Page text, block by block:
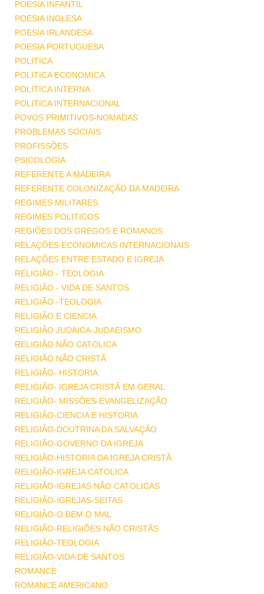
POESIA INFANTIL
POESIA INGLESA
POESIA IRLANDESA
POESIA PORTUGUESA
POLITICA
POLITICA ECONOMICA
POLITICA INTERNA
POLITICA INTERNACIONAL
POVOS PRIMITIVOS-NOMADAS
PROBLEMAS SOCIAIS
PROFISSÕES
PSICOLOGIA
REFERENTE A MADEIRA
REFERENTE COLONIZAÇÃO DA MADEIRA
REGIMES MILITARES
REGIMES POLITICOS
REGIÕES DOS GREGOS E ROMANOS
RELAÇÕES ECONOMICAS INTERNACIONAIS
RELAÇÕES ENTRE ESTADO E IGREJA
RELIGIÃO - TEOLOGIA
RELIGIÃO - VIDA DE SANTOS
RELIGIÃO -TEOLOGIA
RELIGIÃO E CIENCIA
RELIGIÃO JUDAICA-JUDAEISMO
RELIGIÃO NÃO CATOLICA
RELIGIÃO NÃO CRISTÃ
RELIGIÃO- HISTORIA
RELIGIÃO- IGREJA CRISTÃ EM GERAL
RELIGIÃO- MISSÕES-EVANGELIZAÇÃO
RELIGIÃO-CIENCIA E HISTORIA
RELIGIÃO-DOUTRINA DA SALVAÇÃO
RELIGIÃO-GOVERNO DA IGREJA
RELIGIÃO-HISTORIA DA IGREJA CRISTÃ
RELIGIÃO-IGREJA CATOLICA
RELIGIÃO-IGREJAS NÃO CATOLICAS
RELIGIÃO-IGREJAS-SEITAS
RELIGIÃO-O BEM O MAL
RELIGIÃO-RELIGIÕES NÃO CRISTÃS
RELIGIÃO-TEOLOGIA
RELIGIÃO-VIDA DE SANTOS
ROMANCE
ROMANCE AMERICANO